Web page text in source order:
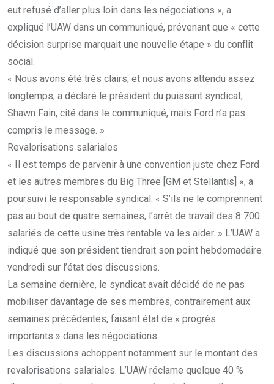
eut refusé d’aller plus loin dans les négociations », a
expliqué l’UAW dans un communiqué, prévenant que « cette
décision surprise marquait une nouvelle étape » du conflit
social.
« Nous avons été très clairs, et nous avons attendu assez
longtemps, a déclaré le président du puissant syndicat,
Shawn Fain, cité dans le communiqué, mais Ford n’a pas
compris le message. »
Revalorisations salariales
« Il est temps de parvenir à une convention juste chez Ford
et les autres membres du Big Three [GM et Stellantis] », a
poursuivi le responsable syndical. « S’ils ne le comprennent
pas au bout de quatre semaines, l’arrêt de travail des 8 700
salariés de cette usine très rentable va les aider. » L’UAW a
indiqué que son président tiendrait son point hebdomadaire
vendredi sur l’état des discussions.
La semaine dernière, le syndicat avait décidé de ne pas
mobiliser davantage de ses membres, contrairement aux
semaines précédentes, faisant état de « progrès
importants » dans les négociations.
Les discussions achoppent notamment sur le montant des
revalorisations salariales. L’UAW réclame quelque 40 %